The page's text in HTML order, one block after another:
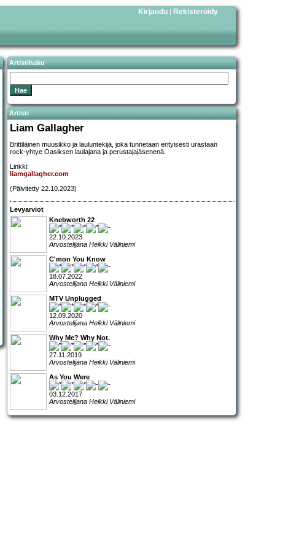
Kirjaudu | Rekisteröidy
Artistihaku
Artisti
Liam Gallagher
Brittiläinen muusikko ja lauluntekijä, joka tunnetaan erityisesti urastaan
rock-yhtye Oasiksen laulajana ja perustajajäsenenä.
Linkki:
liamgallagher.com
(Päivitetty 22.10.2023)
Levyarviot
Knebworth 22
22.10.2023
Arvostelijana Heikki Väliniemi
C'mon You Know
18.07.2022
Arvostelijana Heikki Väliniemi
MTV Unplugged
12.09.2020
Arvostelijana Heikki Väliniemi
Why Me? Why Not.
27.11.2019
Arvostelijana Heikki Väliniemi
As You Were
03.12.2017
Arvostelijana Heikki Väliniemi